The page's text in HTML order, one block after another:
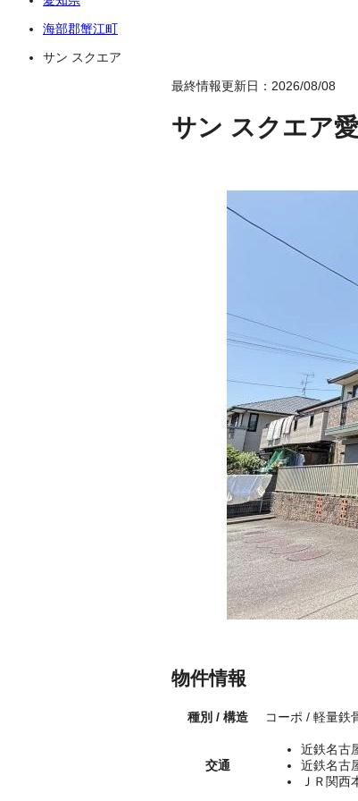
海部郡蟹江町
サン スクエア
最終情報更新日：2026/08/08
サン スクエア
物件情報
種別 / 構造 コーポ / 軽量鉄
交通
近鉄名古
近鉄名古
ＪＲ関